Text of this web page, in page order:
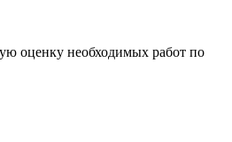
оценку необходимых работ по